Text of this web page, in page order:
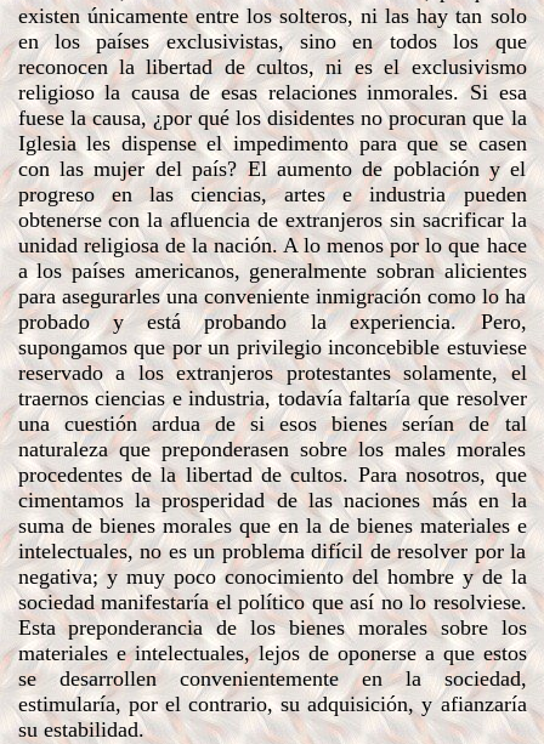
existen únicamente entre los solteros, ni las hay tan solo
en los países exclusivistas, sino en todos los que
reconocen la libertad de cultos, ni es el exclusivismo
religioso la causa de esas relaciones inmorales. Si esa
fuese la causa, ¿por qué los disidentes no procuran que la
Iglesia les dispense el impedimento para que se casen
con las mujer del país? El aumento de población y el
progreso en las ciencias, artes e industria pueden
obtenerse con la afluencia de extranjeros sin sacrificar la
unidad religiosa de la nación. A lo menos por lo que hace
a los países americanos, generalmente sobran alicientes
para asegurarles una conveniente inmigración como lo ha
probado y está probando la experiencia. Pero,
supongamos que por un privilegio inconcebible estuviese
reservado a los extranjeros protestantes solamente, el
traernos ciencias e industria, todavía faltaría que resolver
una cuestión ardua de si esos bienes serían de tal
naturaleza que preponderasen sobre los males morales
procedentes de la libertad de cultos. Para nosotros, que
cimentamos la prosperidad de las naciones más en la
suma de bienes morales que en la de bienes materiales e
intelectuales, no es un problema difícil de resolver por la
negativa; y muy poco conocimiento del hombre y de la
sociedad manifestaría el político que así no lo resolviese.
Esta preponderancia de los bienes morales sobre los
materiales e intelectuales, lejos de oponerse a que estos
se desarrollen convenientemente en la sociedad,
estimularía, por el contrario, su adquisición, y afianzaría
su estabilidad.